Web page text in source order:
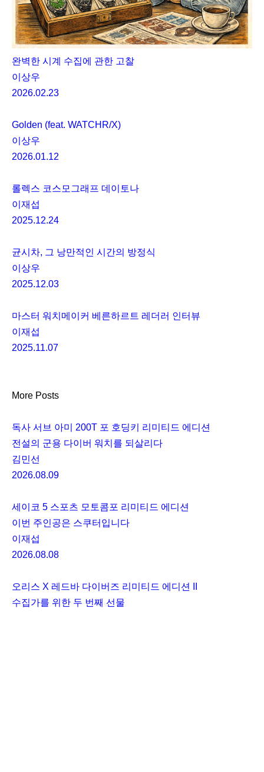
완벽한 시계 수집에 관한 고찰
이상우
2026.02.23
Golden (feat. WATCHR/X)
이상우
2026.01.12
롤렉스 코스모그래프 데이토나
이재섭
2025.12.24
균시차, 그 낭만적인 시간의 방정식
이상우
2025.12.03
마스터 워치메이커 베른하르트 레더러 인터뷰
이재섭
2025.11.07
More Posts
독사 서브 아미 200T 포 호딩키 리미티드 에디션
전설의 군용 다이버 워치를 되살리다
김민선
2026.08.09
세이코 5 스포츠 모토콤포 리미티드 에디션
이번 주인공은 스쿠터입니다
이재섭
2026.08.08
오리스 X 레드바 다이버즈 리미티드 에디션 II
수집가를 위한 두 번째 선물